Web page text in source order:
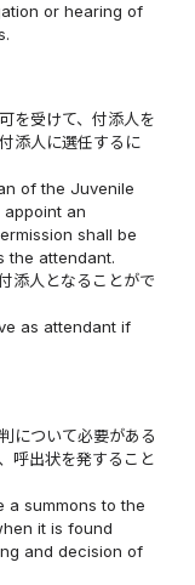
or hearing of
を受けて、付添人を
添人に選任するに
of the Juvenile
an
shall be
the attendant.
添人となることがで
as attendant if
について必要がある
呼出状を発すること
a summons to the
it is found
and decision of